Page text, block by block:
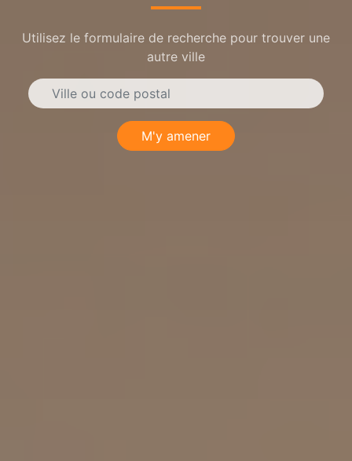
Utilisez le formulaire de recherche pour trouver une
autre ville
M'y amener